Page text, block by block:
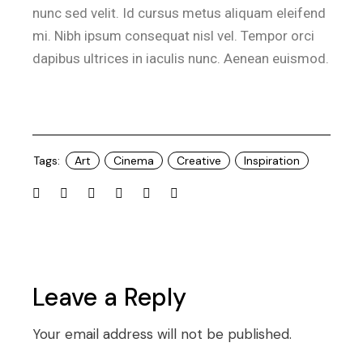
nunc sed velit. Id cursus metus aliquam eleifend
mi. Nibh ipsum consequat nisl vel. Tempor orci
dapibus ultrices in iaculis nunc. Aenean euismod.
Tags: Art Cinema Creative Inspiration
Leave a Reply
Your email address will not be published.